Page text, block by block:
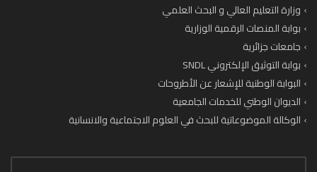
وزارة التعليم العالي و البحث العلمي
بوابة المنصات الرقمية الوزارية
جامعات جزائرية
بوابة التوثيق الإلكتروني SNDL
البوابة الوطنية للإشعار عن الأطروحات
الديوان الوطني للخدمات الجامعية
الوكالة الموضوعاتية للبحث في العلوم الاجتماعية والانسانية